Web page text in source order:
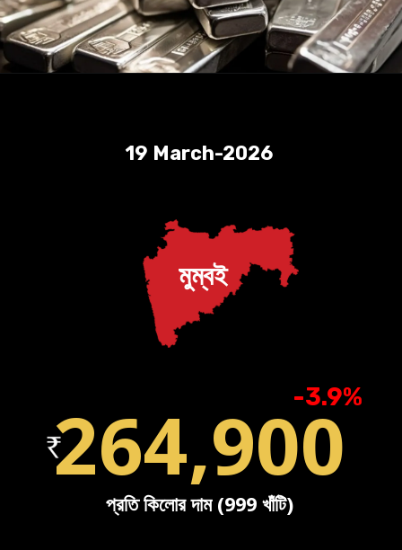
-3.9%
264,900
19 March-2026
মুম্বই
প্রতি কিলোর দাম (999 খাঁটি)